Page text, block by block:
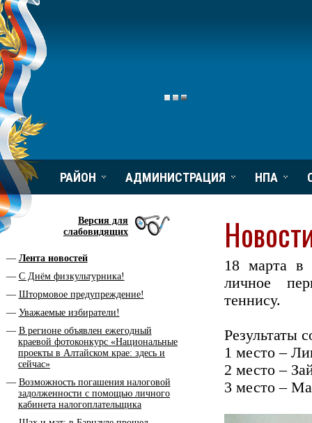
РАЙОН АДМИНИСТРАЦИЯ НПА
Версия для
слабовидящих
Лента новостей
С Днём физкультурника!
Штормовое предупреждение!
Уважаемые избиратели!
В регионе объявлен ежегодный
краевой фотоконкурс «Национальные
проекты в Алтайском крае: здесь и
сейчас»
Возможность погашения налоговой
задолженности с помощью личного
кабинета налогоплательщика
18 марта в
личное
теннису.
Результаты
1 место –
2 место –
3 место –